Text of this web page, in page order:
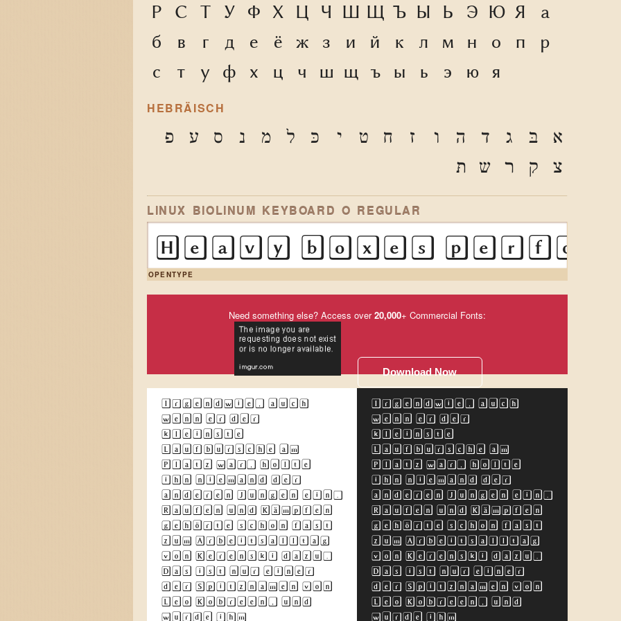
Р С Т У Ф Х Ц Ч Ш Щ Ъ Ы Ь Э Ю Я
а
б
в г д е ё ж з и й к л м н о п
р
с
т у ф х ц ч ш щ ъ ы ь э ю я
HEBRÄISCH
א בּ ג ד ה ו ז ח ט י כּ ל מ נ ס ע
פּ
צ
ק ר ש תּ
LINUX BIOLINUM KEYBOARD O REGULAR
Heavy boxes
OPENTYPE
Need something else? Access over20,000+ Commercial Fonts:
Download Now
Irgendwie, auch
wenn er der
kleinste
Laufbursche am
Platz war, holte
ihn niemand der
anderen Jungen ein.
Raufen und Kämpfen
gehörte schon fast
zum Arbeitsalltag
von Kerenski dazu.
Das ist nur einer
der Spitznamen von
Leo Kobreen, und
wurde ihm
Irgendwie, auch
wenn er der
kleinste
Laufbursche am
Platz war, holte
ihn niemand der
anderen Jungen ein.
Raufen und Kämpfen
gehörte schon fast
zum Arbeitsalltag
von Kerenski dazu.
Das ist nur einer
der Spitznamen von
Leo Kobreen, und
wurde ihm